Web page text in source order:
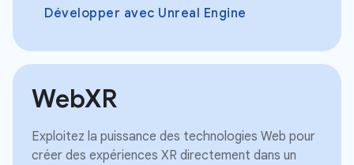
Développer avec Unreal Engine
WebXR
Exploitez la puissance des technologies Web pour
créer des expériences XR directement dans un